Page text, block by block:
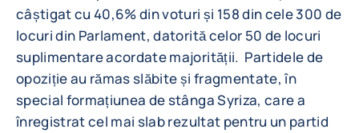
câștigat cu 40,6% din voturi și 158 din cele 300 de
locuri din Parlament, datorită celor 50 de locuri
suplimentare acordate majorității. Partidele de
opoziție au rămas slăbite și fragmentate, în
special formațiunea de stânga Syriza, care a
înregistrat cel mai slab rezultat pentru un partid